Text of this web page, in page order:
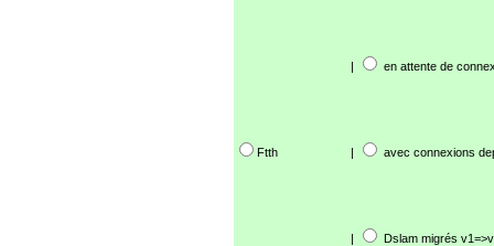
| en attente de
Ftth | avec connexions
| Dslam migrés